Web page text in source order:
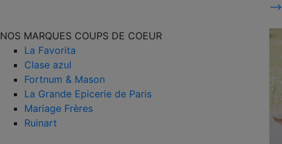
⟶
NOS MARQUES COUPS DE COEUR
La Favorita
Clase azul
Fortnum & Mason
La Grande Epicerie de Paris
Mariage Frères
Ruinart